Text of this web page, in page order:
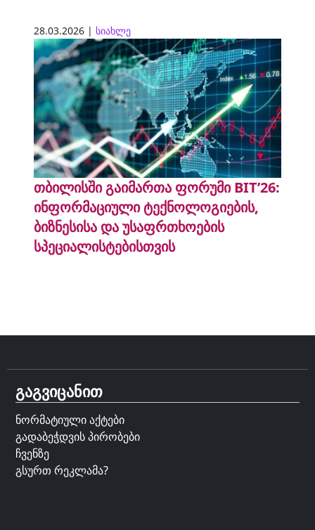
28.03.2026 | სიახლე
თბილისში გაიმართა ფორუმი BIT’26:
ინფორმაციული ტექნოლოგიების,
ბიზნესისა და უსაფრთხოების
სპეციალისტებისთვის
გაგვიცანით
ნორმატიული აქტები
გადაბეჭდვის პირობები
ჩვენზე
გსურთ რეკლამა?